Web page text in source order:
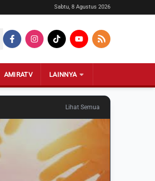
Sabtu, 8 Agustus 2026
AMIRATV LAINNYA
Lihat Semua